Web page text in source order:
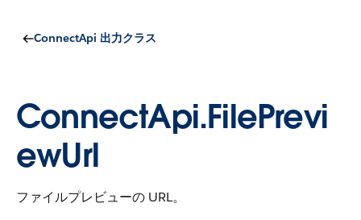
ConnectApi 出力クラス
ConnectApi.FilePrevi
ewUrl
ファイルプレビューの URL。